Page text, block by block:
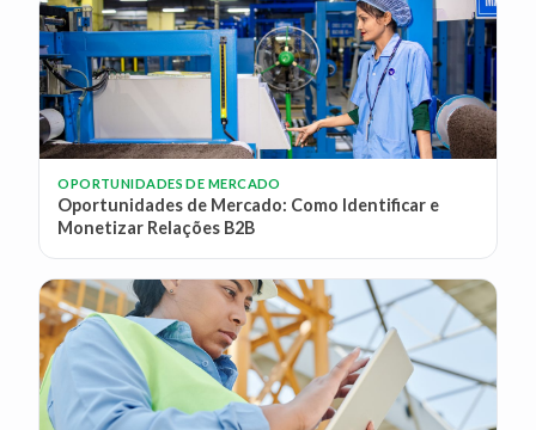
OPORTUNIDADES DE MERCADO
Oportunidades de Mercado: Como Identificar e
Monetizar Relações B2B